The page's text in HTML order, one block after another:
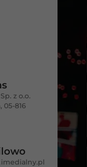
z o.o.
05-816